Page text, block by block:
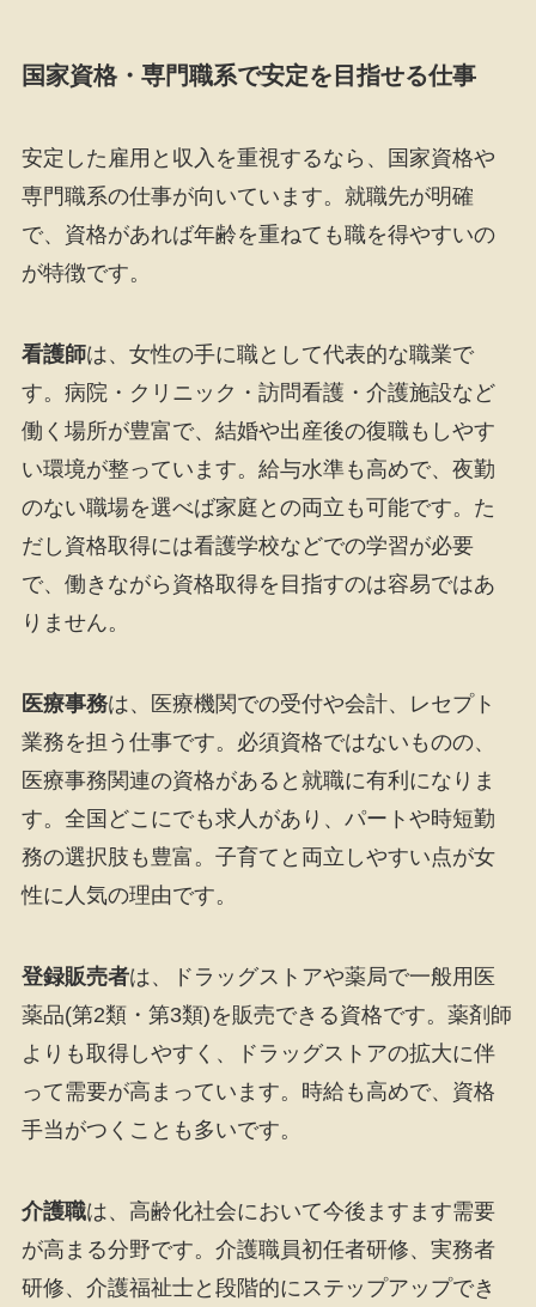
国家資格・専門職系で安定を目指せる仕事
安定した雇用と収入を重視するなら、国家資格や
専門職系の仕事が向いています。就職先が明確
で、資格があれば年齢を重ねても職を得やすいの
が特徴です。
看護師は、女性の手に職として代表的な職業で
す。病院・クリニック・訪問看護・介護施設など
働く場所が豊富で、結婚や出産後の復職もしやす
い環境が整っています。給与水準も高めで、夜勤
のない職場を選べば家庭との両立も可能です。た
だし資格取得には看護学校などでの学習が必要
で、働きながら資格取得を目指すのは容易ではあ
りません。
医療事務は、医療機関での受付や会計、レセプト
業務を担う仕事です。必須資格ではないものの、
医療事務関連の資格があると就職に有利になりま
す。全国どこにでも求人があり、パートや時短勤
務の選択肢も豊富。子育てと両立しやすい点が女
性に人気の理由です。
登録販売者は、ドラッグストアや薬局で一般用医
薬品(第2類・第3類)を販売できる資格です。薬剤師
よりも取得しやすく、ドラッグストアの拡大に伴
って需要が高まっています。時給も高めで、資格
手当がつくことも多いです。
介護職は、高齢化社会において今後ますます需要
が高まる分野です。介護職員初任者研修、実務者
研修、介護福祉士と段階的にステップアップでき